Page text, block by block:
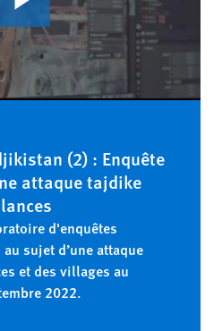
(2) : Enquête
attaque tajdike
d'enquêtes
sujet d’une attaque
et des villages au
2022.